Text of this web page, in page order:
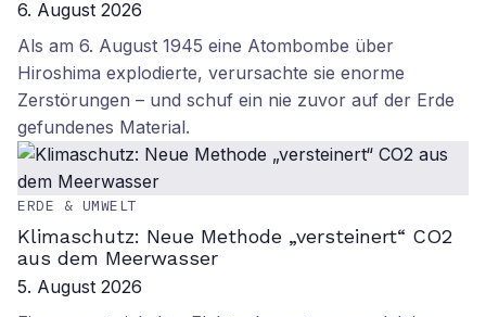
6. August 2026
Als am 6. August 1945 eine Atombombe über
Hiroshima explodierte, verursachte sie enorme
Zerstörungen – und schuf ein nie zuvor auf der Erde
gefundenes Material.
ERDE & UMWELT
Klimaschutz: Neue Methode „versteinert“ CO2
aus dem Meerwasser
5. August 2026